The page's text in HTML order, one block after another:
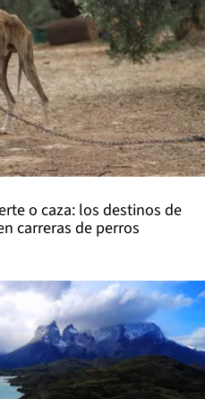
o caza: los destinos de
carreras de perros